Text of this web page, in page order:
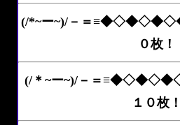
(/*~ー~)/－＝
０枚！
(/＊~ー~)/－＝
１０枚！